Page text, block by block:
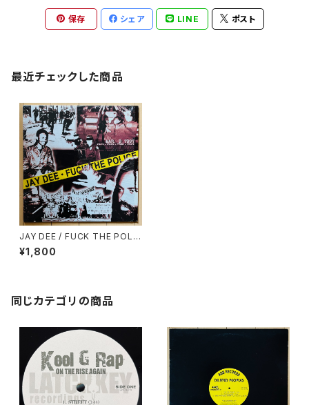
保存 シェア LINE ポスト
最近チェックした商品
JAY DEE / FUCK THE POLI
CE
¥1,800
同じカテゴリの商品